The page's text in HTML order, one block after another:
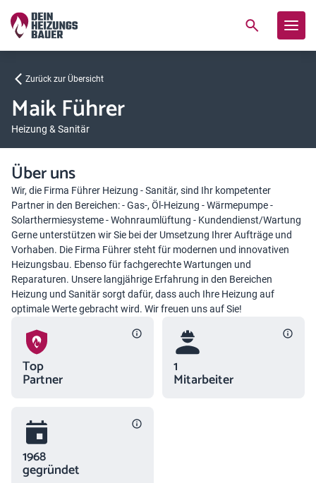
Zurück zur Übersicht
Maik Führer
Heizung & Sanitär
Über uns
Wir, die Firma Führer Heizung - Sanitär, sind Ihr kompetenter
Partner in den Bereichen: - Gas-, Öl-Heizung - Wärmepumpe -
Solarthermiesysteme - Wohnraumlüftung - Kundendienst/Wartung
Gerne unterstützen wir Sie bei der Umsetzung Ihrer Aufträge und
Vorhaben. Die Firma Führer steht für modernen und innovativen
Heizungsbau. Ebenso für fachgerechte Wartungen und
Reparaturen. Unsere langjährige Erfahrung in den Bereichen
Heizung und Sanitär sorgt dafür, dass auch Ihre Heizung auf
optimale Werte gebracht wird. Wir freuen uns auf Sie!
Top
Partner
1
Mitarbeiter
1968
gegründet